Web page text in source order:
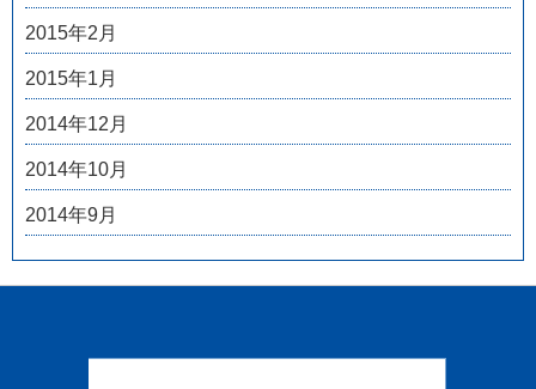
2015年2月
2015年1月
2014年12月
2014年10月
2014年9月